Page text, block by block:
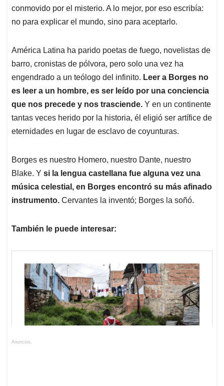
conmovido por el misterio. A lo mejor, por eso escribía:
no para explicar el mundo, sino para aceptarlo.
América Latina ha parido poetas de fuego, novelistas de
barro, cronistas de pólvora, pero solo una vez ha
engendrado a un teólogo del infinito. Leer a Borges no
es leer a un hombre, es ser leído por una conciencia
que nos precede y nos trasciende. Y en un continente
tantas veces herido por la historia, él eligió ser artífice de
eternidades en lugar de esclavo de coyunturas.
Borges es nuestro Homero, nuestro Dante, nuestro
Blake. Y si la lengua castellana fue alguna vez una
música celestial, en Borges encontró su más afinado
instrumento. Cervantes la inventó; Borges la soñó.
También le puede interesar:
Anuncios.